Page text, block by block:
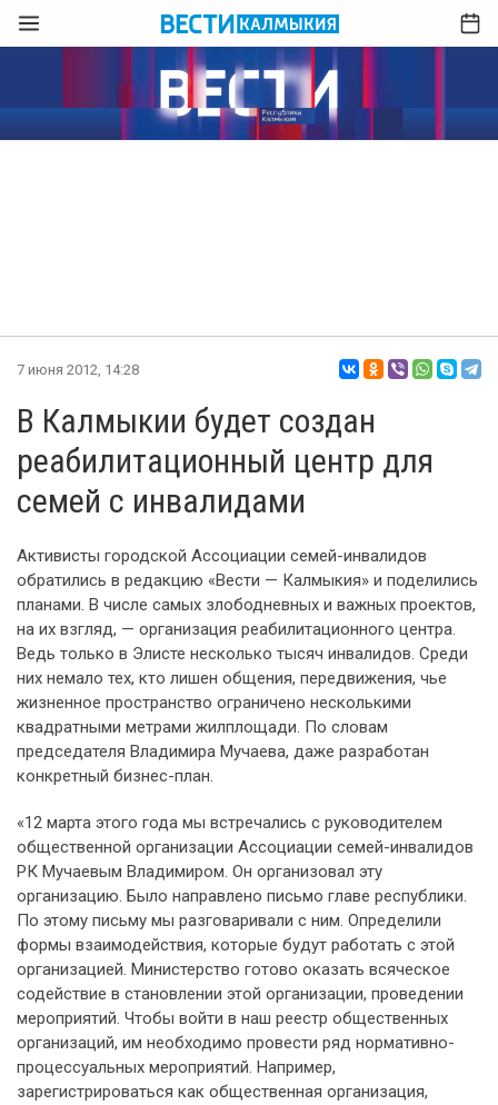
7 июня 2012, 14:28
В Калмыкии будет создан
реабилитационный центр для
семей с инвалидами
Активисты городской Ассоциации семей-инвалидов
обратились в редакцию «Вести — Калмыкия» и поделились
планами. В числе самых злободневных и важных проектов,
на их взгляд, — организация реабилитационного центра.
Ведь только в Элисте несколько тысяч инвалидов. Среди
них немало тех, кто лишен общения, передвижения, чье
жизненное пространство ограничено несколькими
квадратными метрами жилплощади. По словам
председателя Владимира Мучаева, даже разработан
конкретный бизнес-план.
«12 марта этого года мы встречались с руководителем
общественной организации Ассоциации семей-инвалидов
РК Мучаевым Владимиром. Он организовал эту
организацию. Было направлено письмо главе республики.
По этому письму мы разговаривали с ним. Определили
формы взаимодействия, которые будут работать с этой
организацией. Министерство готово оказать всяческое
содействие в становлении этой организации, проведении
мероприятий. Чтобы войти в наш реестр общественных
организаций, им необходимо провести ряд нормативно-
процессуальных мероприятий. Например,
зарегистрироваться как общественная организация,